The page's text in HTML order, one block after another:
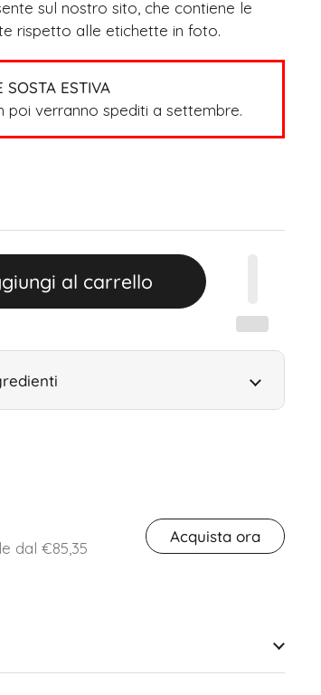
sul nostro sito, che contiene le
rispetto alle etichette in foto.
SOSTA ESTIVA
poi verranno spediti a settembre.
al carrello
dal €85,35
Acquista ora